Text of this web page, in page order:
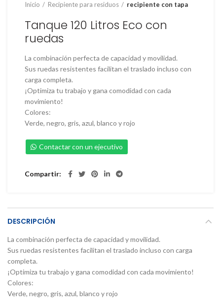
Inicio Recipiente para residuos recipiente con tapa
Tanque 120 Litros Eco con
ruedas
La combinación perfecta de capacidad y movilidad.
Sus ruedas resistentes facilitan el traslado incluso con
carga completa.
¡Optimiza tu trabajo y gana comodidad con cada
movimiento!
Colores:
Verde, negro, gris, azul, blanco y rojo
Contactar con un ejecutivo
Compartir
DESCRIPCIÓN
La combinación perfecta de capacidad y movilidad.
Sus ruedas resistentes facilitan el traslado incluso con carga
completa.
¡Optimiza tu trabajo y gana comodidad con cada movimiento!
Colores:
Verde, negro, gris, azul, blanco y rojo